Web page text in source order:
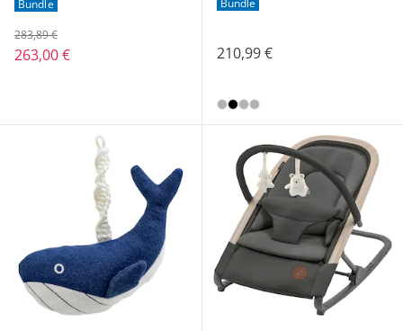
Bundle
283,89 €
263,00 €
Bundle
210,99 €